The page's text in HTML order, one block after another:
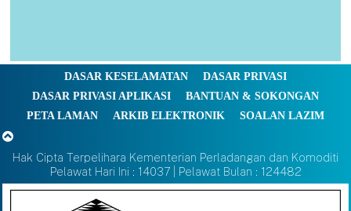
DASAR KESELAMATAN
DASAR PRIVASI
DASAR PRIVASI APLIKASI
BANTUAN & SOKONGAN
PETA LAMAN
ARKIB ELEKTRONIK SOALAN LAZIM
Hak Cipta Terpelihara Kementerian Perladangan dan Komoditi
Pelawat Hari Ini : 14037 | Pelawat Bulan : 124482